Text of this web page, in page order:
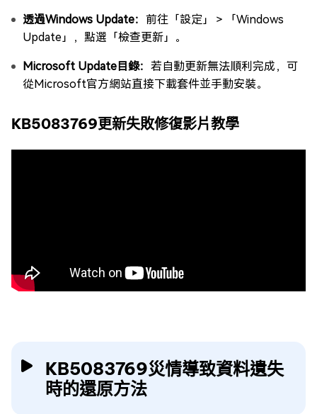
透過Windows Update： 前往「設定」＞「Windows
Update」，點選「檢查更新」。
Microsoft Update目錄： 若自動更新無法順利完成，可
從Microsoft官方網站直接下載套件並手動安裝。
KB5083769更新失敗修復影片教學
KB5083769災情導致資料遺失
時的還原方法